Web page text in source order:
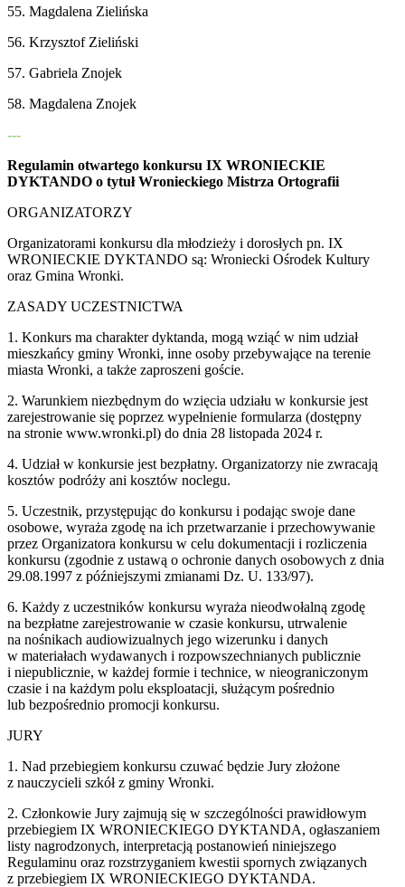
55. Magdalena Zielińska
56. Krzysztof Zieliński
57. Gabriela Znojek
58. Magdalena Znojek
---
Regulamin otwartego konkursu IX WRONIECKIE
DYKTANDO o tytuł Wronieckiego Mistrza Ortografii
ORGANIZATORZY
Organizatorami konkursu dla młodzieży i dorosłych pn. IX
WRONIECKIE DYKTANDO są: Wroniecki Ośrodek Kultury
oraz Gmina Wronki.
ZASADY UCZESTNICTWA
1. Konkurs ma charakter dyktanda, mogą wziąć w nim udział
mieszkańcy gminy Wronki, inne osoby przebywające na terenie
miasta Wronki, a także zaproszeni goście.
2. Warunkiem niezbędnym do wzięcia udziału w konkursie jest
zarejestrowanie się poprzez wypełnienie formularza (dostępny
na stronie www.wronki.pl) do dnia 28 listopada 2024 r.
4. Udział w konkursie jest bezpłatny. Organizatorzy nie zwracają
kosztów podróży ani kosztów noclegu.
5. Uczestnik, przystępując do konkursu i podając swoje dane
osobowe, wyraża zgodę na ich przetwarzanie i przechowywanie
przez Organizatora konkursu w celu dokumentacji i rozliczenia
konkursu (zgodnie z ustawą o ochronie danych osobowych z dnia
29.08.1997 z późniejszymi zmianami Dz. U. 133/97).
6. Każdy z uczestników konkursu wyraża nieodwołalną zgodę
na bezpłatne zarejestrowanie w czasie konkursu, utrwalenie
na nośnikach audiowizualnych jego wizerunku i danych
w materiałach wydawanych i rozpowszechnianych publicznie
i niepublicznie, w każdej formie i technice, w nieograniczonym
czasie i na każdym polu eksploatacji, służącym pośrednio
lub bezpośrednio promocji konkursu.
JURY
1. Nad przebiegiem konkursu czuwać będzie Jury złożone
z nauczycieli szkół z gminy Wronki.
2. Członkowie Jury zajmują się w szczególności prawidłowym
przebiegiem IX WRONIECKIEGO DYKTANDA, ogłaszaniem
listy nagrodzonych, interpretacją postanowień niniejszego
Regulaminu oraz rozstrzyganiem kwestii spornych związanych
z przebiegiem IX WRONIECKIEGO DYKTANDA.